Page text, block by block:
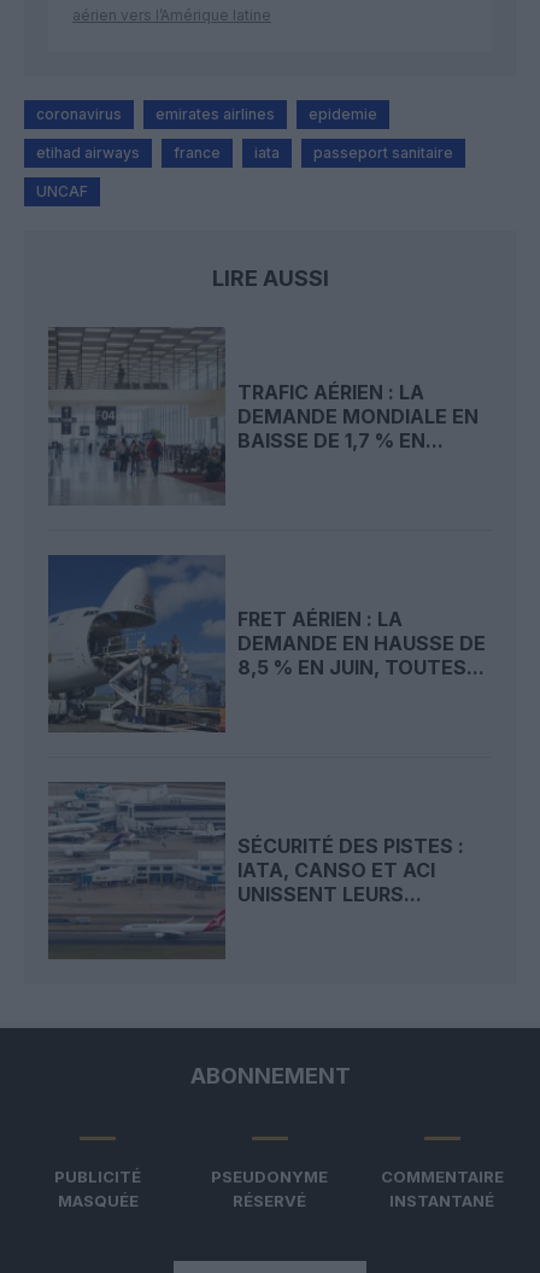
aérien vers l’Amérique latine
coronavirus emirates airlines epidemie
etihad airways france iata passeport sanitaire
UNCAF
LIRE AUSSI
TRAFIC AÉRIEN : LA
DEMANDE MONDIALE EN
BAISSE DE 1,7 % EN...
FRET AÉRIEN : LA
DEMANDE EN HAUSSE DE
8,5 % EN JUIN, TOUTES...
SÉCURITÉ DES PISTES :
IATA, CANSO ET ACI
UNISSENT LEURS...
ABONNEMENT
PUBLICITÉ
MASQUÉE
PSEUDONYME
RÉSERVÉ
COMMENTAIRE
INSTANTANÉ